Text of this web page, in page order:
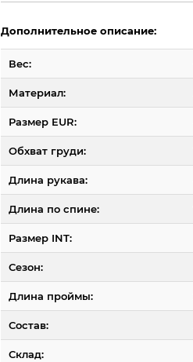
Дополнительное описание:
Вес:
Материал:
Размер EUR:
Обхват груди:
Длина рукава:
Длина по спине:
Размер INT:
Сезон:
Длина проймы:
Состав:
Склад: